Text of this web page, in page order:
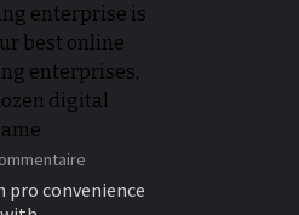
and
you
will
A
enterprise is
best online
enterprises,
digital
sur
Ignition
Gambling
pro convenience